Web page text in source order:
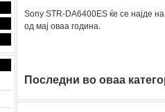
Sony STR-DA6400ES ќе се најде
од мај оваа година.
Последни во оваа